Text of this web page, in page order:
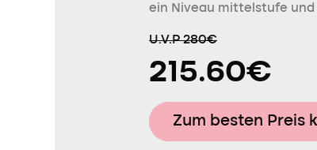
ein Niveau mittelstufe
U.V.P 280€
215.60€
Zum besten Preis